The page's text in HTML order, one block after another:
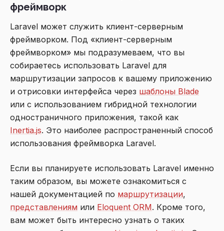
фреймворк
Laravel может служить клиент-серверным
фреймворком. Под «клиент-серверным
фреймворком» мы подразумеваем, что вы
собираетесь использовать Laravel для
маршрутизации запросов к вашему приложению
и отрисовки интерфейса через шаблоны Blade
или с использованием гибридной технологии
одностраничного приложения, такой как
Inertia.js. Это наиболее распространенный способ
использования фреймворка Laravel.
Если вы планируете использовать Laravel именно
таким образом, вы можете ознакомиться с
нашей документацией по маршрутизации,
представлениям или Eloquent ORM. Кроме того,
вам может быть интересно узнать о таких